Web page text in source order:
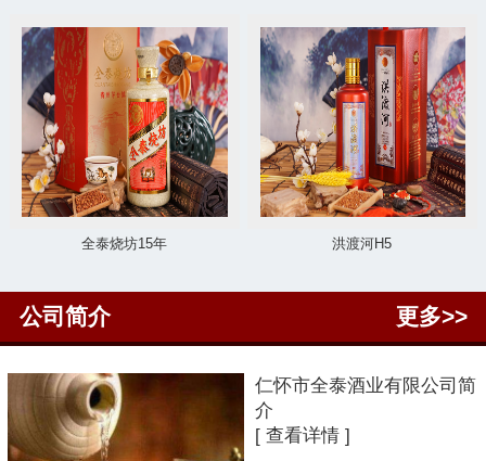
全泰烧坊15年 洪渡河H5
公司简介 更多>>
仁怀市全泰酒业有限公司简
介
[ 查看详情 ]